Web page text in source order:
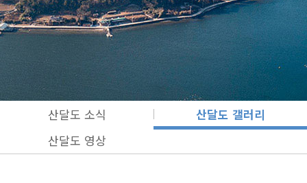
산달도 소식
산달도 갤러리
산달도 영상